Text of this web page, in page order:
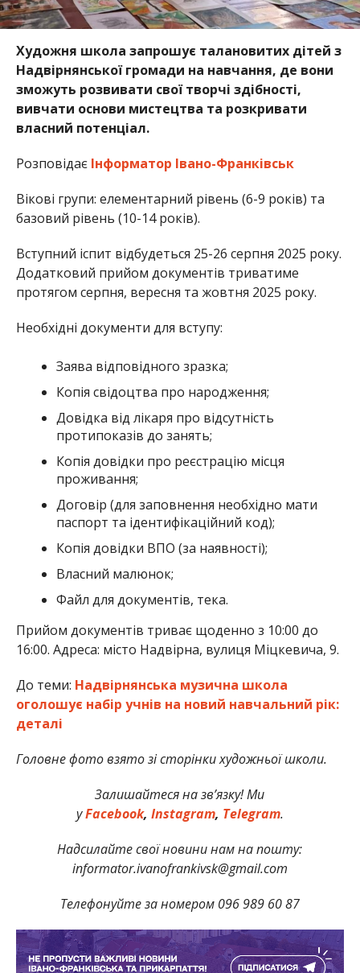
Художня школа запрошує талановитих дітей з
Надвірнянської громади на навчання, де вони
зможуть розвивати свої творчі здібності,
вивчати основи мистецтва та розкривати
власний потенціал.
Розповідає Інформатор Івано-Франківськ
Вікові групи: елементарний рівень (6-9 років) та
базовий рівень (10-14 років).
Вступний іспит відбудеться 25-26 серпня 2025 року.
Додатковий прийом документів триватиме
протягом серпня, вересня та жовтня 2025 року.
Необхідні документи для вступу:
Заява відповідного зразка;
Копія свідоцтва про народження;
Довідка від лікаря про відсутність
протипоказів до занять;
Копія довідки про реєстрацію місця
проживання;
Договір (для заповнення необхідно мати
паспорт та ідентифікаційний код);
Копія довідки ВПО (за наявності);
Власний малюнок;
Файл для документів, тека.
Прийом документів триває щоденно з 10:00 до
16:00. Адреса: місто Надвірна, вулиця Міцкевича, 9.
До теми: Надвірнянська музична школа
оголошує набір учнів на новий навчальний рік:
деталі
Головне фото взято зі сторінки художньої школи.
Залишайтеся на зв’язку! Ми
уFacebook, Instagram, Telegram.
Надсилайте свої новини нам на пошту:
informator.ivanofrankivsk@gmail.com
Телефонуйте за номером 096 989 60 87